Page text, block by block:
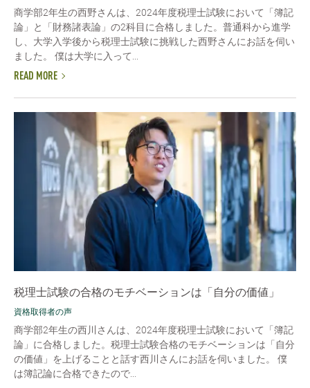
商学部2年生の西野さんは、2024年度税理士試験において「簿記
論」と「財務諸表論」の2科目に合格しました。普通科から進学
し、大学入学後から税理士試験に挑戦した西野さんにお話を伺い
ました。 僕は大学に入って...
READ MORE
税理士試験の合格のモチベーションは「自分の価値」
資格取得者の声
商学部2年生の西川さんは、2024年度税理士試験において「簿記
論」に合格しました。税理士試験合格のモチベーションは「自分
の価値」を上げることと話す西川さんにお話を伺いました。 僕
は簿記論に合格できたので...